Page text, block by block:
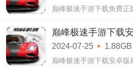
巅峰极速手游下载免费正
在最近喜欢赛车游戏的人
阵阵的狂潮。游戏中的有
分沉重
巅峰极速手游下载
装
2024-07-25 1.88GB
巅峰极速手游下载安卓版